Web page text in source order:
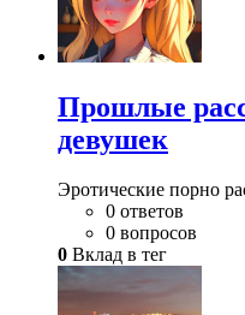
Прошлые
девушек
Эротические порно
0 ответов
0 вопросов
0 Вклад в тег